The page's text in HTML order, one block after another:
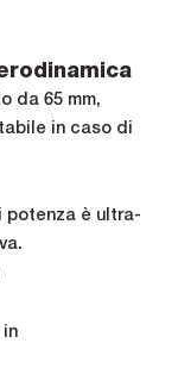
da 65 mm,
in caso di
potenza è ultra-